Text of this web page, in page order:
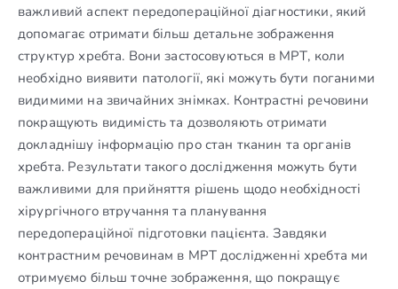
важливий аспект передопераційної діагностики, який
допомагає отримати більш детальне зображення
структур хребта. Вони застосовуються в МРТ, коли
необхідно виявити патології, які можуть бути поганими
видимими на звичайних знімках. Контрастні речовини
покращують видимість та дозволяють отримати
докладнішу інформацію про стан тканин та органів
хребта. Результати такого дослідження можуть бути
важливими для прийняття рішень щодо необхідності
хірургічного втручання та планування
передопераційної підготовки пацієнта. Завдяки
контрастним речовинам в МРТ дослідженні хребта ми
отримуємо більш точне зображення, що покращує